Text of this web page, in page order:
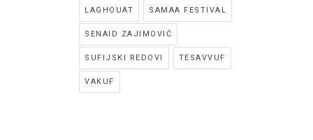
LAGHOUAT SAMAA FESTIVAL
SENAID ZAJIMOVIĆ
SUFIJSKI REDOVI TESAVVUF
VAKUF